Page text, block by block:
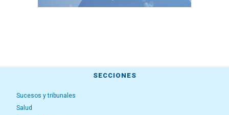
SECCIONES
Sucesos y tribunales
Salud